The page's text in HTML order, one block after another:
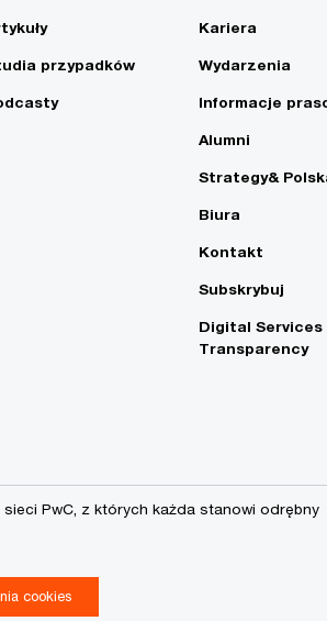
przypadków
Kariera
Wydarzenia
Informacje
Alumni
Strategy&
Biura
Kontakt
Subskrybuj
Digital Services
Transparency
PwC, z których każda stanowi odrębny
cookies